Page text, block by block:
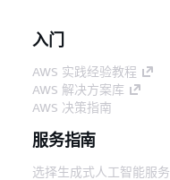
入门
AWS 实践经验教程
AWS 解决方案库
AWS 决策指南
服务指南
选择生成式人工智能服务